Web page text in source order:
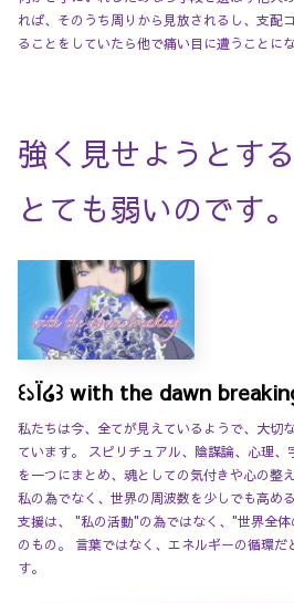
れば、そのうち周りから見放されるし、支配
ることをしていたら他で痛い目に遭うことにな
強く見せようとす
とても弱いのです。
꒰১Ï໒꒱ with the dawn breaking
私たちは今、全てが見えているようで、大切
ています。 スピリチュアル、陰謀論、心理
を一つにまとめ、魂としての気付きや心の整
私の為でなく、世界の周波数を少しでも高め
支援は、 "私の活動"の為ではなく、"世界全
のもの。 言葉ではなく、エネルギーの循環
す。